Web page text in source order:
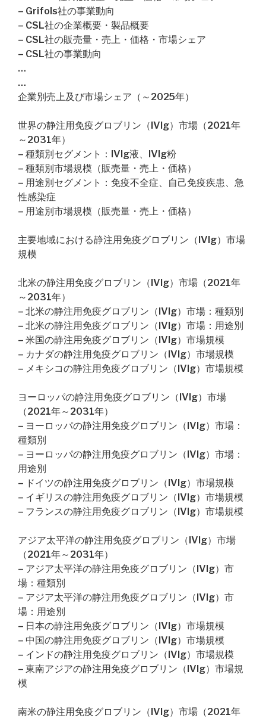
– Grifols社の事業動向
– CSL社の企業概要・製品概要
– CSL社の販売量・売上・価格・市場シェア
– CSL社の事業動向
…
…
企業別売上及び市場シェア（～2025年）
世界の静注用免疫グロブリン（IVIg）市場（2021年
～2031年）
– 種類別セグメント：IVIg液、IVIg粉
– 種類別市場規模（販売量・売上・価格）
– 用途別セグメント：免疫不全症、自己免疫疾患、急
性感染症
– 用途別市場規模（販売量・売上・価格）
主要地域における静注用免疫グロブリン（IVIg）市場
規模
北米の静注用免疫グロブリン（IVIg）市場（2021年
～2031年）
– 北米の静注用免疫グロブリン（IVIg）市場：種類別
– 北米の静注用免疫グロブリン（IVIg）市場：用途別
– 米国の静注用免疫グロブリン（IVIg）市場規模
– カナダの静注用免疫グロブリン（IVIg）市場規模
– メキシコの静注用免疫グロブリン（IVIg）市場規模
ヨーロッパの静注用免疫グロブリン（IVIg）市場
（2021年～2031年）
– ヨーロッパの静注用免疫グロブリン（IVIg）市場：
種類別
– ヨーロッパの静注用免疫グロブリン（IVIg）市場：
用途別
– ドイツの静注用免疫グロブリン（IVIg）市場規模
– イギリスの静注用免疫グロブリン（IVIg）市場規模
– フランスの静注用免疫グロブリン（IVIg）市場規模
アジア太平洋の静注用免疫グロブリン（IVIg）市場
（2021年～2031年）
– アジア太平洋の静注用免疫グロブリン（IVIg）市
場：種類別
– アジア太平洋の静注用免疫グロブリン（IVIg）市
場：用途別
– 日本の静注用免疫グロブリン（IVIg）市場規模
– 中国の静注用免疫グロブリン（IVIg）市場規模
– インドの静注用免疫グロブリン（IVIg）市場規模
– 東南アジアの静注用免疫グロブリン（IVIg）市場規
模
南米の静注用免疫グロブリン（IVIg）市場（2021年